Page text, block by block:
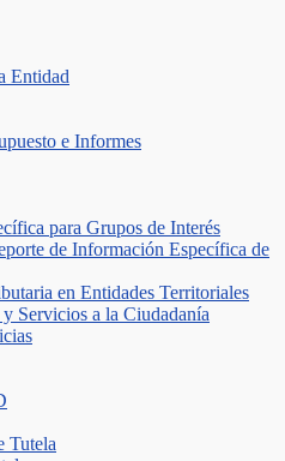
Entidad
e Informes
para Grupos de Interés
de Información Específica de
en Entidades Territoriales
Servicios a la Ciudadanía
Tutela